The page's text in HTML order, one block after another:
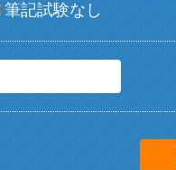
筆記試験なし